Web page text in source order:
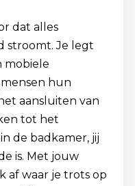
dat alles
stroomt. Je legt
mobiele
hun
aansluiten van
tot het
de badkamer, jij
is. Met jouw
af waar je trots op